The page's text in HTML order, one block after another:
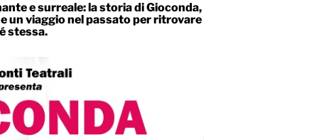
e surreale: la storia di Gioconda,
un viaggio nel passato per ritrovare
stessa.